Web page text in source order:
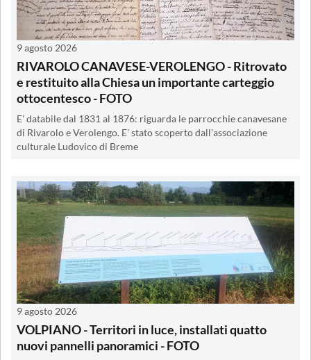
9 agosto 2026
RIVAROLO CANAVESE-VEROLENGO - Ritrovato
e restituito alla Chiesa un importante carteggio
ottocentesco - FOTO
E' databile dal 1831 al 1876: riguarda le parrocchie canavesane
di Rivarolo e Verolengo. E' stato scoperto dall'associazione
culturale Ludovico di Breme
9 agosto 2026
VOLPIANO - Territori in luce, installati quatto
nuovi pannelli panoramici - FOTO